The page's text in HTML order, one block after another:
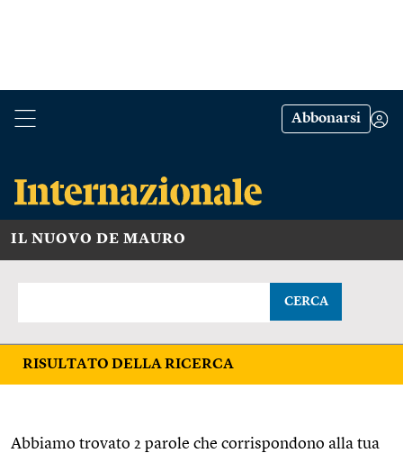
Abbonarsi
IL NUOVO DE MAURO
CERCA
RISULTATO DELLA RICERCA
Abbiamo trovato 2 parole che corrispondono alla tua